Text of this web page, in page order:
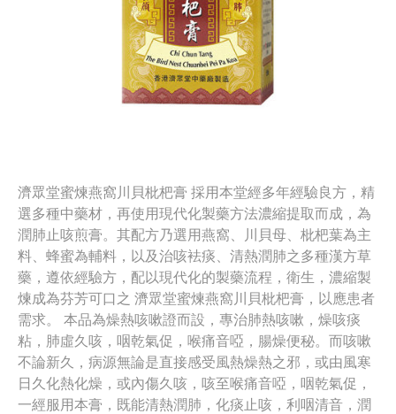
濟眾堂蜜煉燕窩川貝枇杷膏 採用本堂經多年經驗良方，精
選多種中藥材，再使用現代化製藥方法濃縮提取而成，為
潤肺止咳煎膏。其配方乃選用燕窩、川貝母、枇杷葉為主
料、蜂蜜為輔料，以及治咳袪痰、清熱潤肺之多種漢方草
藥，遵依經驗方，配以現代化的製藥流程，衛生，濃縮製
煉成為芬芳可口之 濟眾堂蜜煉燕窩川貝枇杷膏，以應患者
需求。 本品為燥熱咳嗽證而設，專治肺熱咳嗽，燥咳痰
粘，肺虛久咳，咽乾氣促，喉痛音啞，腸燥便秘。而咳嗽
不論新久，病源無論是直接感受風熱燥熱之邪，或由風寒
日久化熱化燥，或內傷久咳，咳至喉痛音啞，咽乾氣促，
一經服用本膏，既能清熱潤肺，化痰止咳，利咽清音，潤